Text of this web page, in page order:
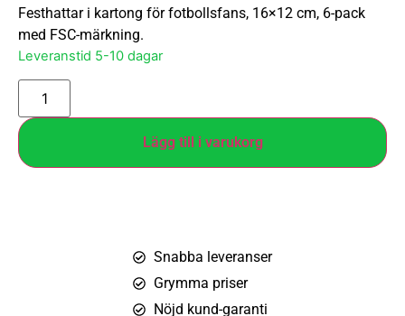
Festhattar i kartong för fotbollsfans, 16×12 cm, 6-pack
med FSC-märkning.
Leveranstid 5-10 dagar
Lägg till i varukorg
Snabba leveranser
Grymma priser
Nöjd kund-garanti